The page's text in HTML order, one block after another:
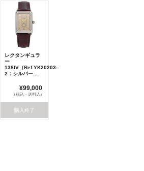
レクタンギュラ
ー
138IV（Ref.YK20203-
2：シルバー...
¥99,000
（税込・送料込）
購入終了